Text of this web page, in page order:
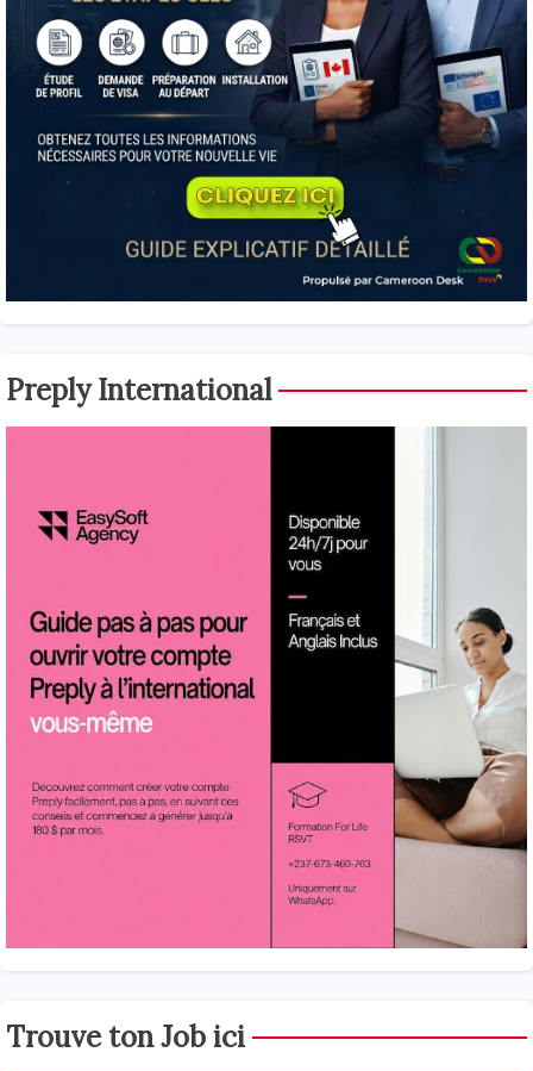
Preply International
Trouve ton Job ici